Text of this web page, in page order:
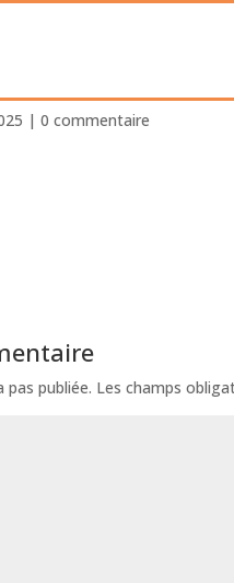
|0 commentaire
pas publiée. Les champs